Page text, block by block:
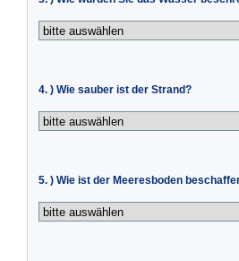
4. ) Wie sauber ist der Strand?
5. ) Wie ist der Meeresboden